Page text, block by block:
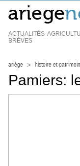
ACTUALITÉS
BRÈVES
ariège > histoire et
Pamiers: